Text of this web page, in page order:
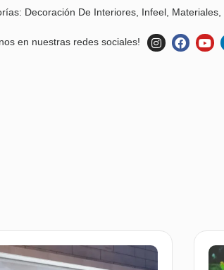
Decoración De Interiores Infeel Materiales
en nuestras redes sociales!